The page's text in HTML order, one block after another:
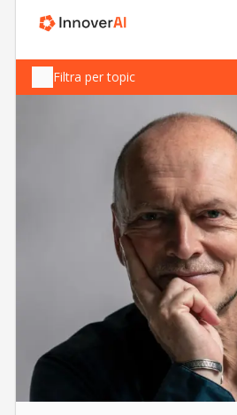
Filtra per topic